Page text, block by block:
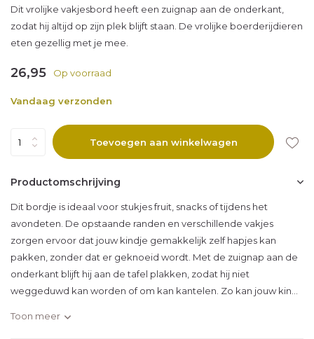
Dit vrolijke vakjesbord heeft een zuignap aan de onderkant,
zodat hij altijd op zijn plek blijft staan. De vrolijke boerderijdieren
eten gezellig met je mee.
26,95 Op voorraad
Vandaag verzonden
Toevoegen aan winkelwagen
Productomschrijving
Dit bordje is ideaal voor stukjes fruit, snacks of tijdens het
avondeten. De opstaande randen en verschillende vakjes
zorgen ervoor dat jouw kindje gemakkelijk zelf hapjes kan
pakken, zonder dat er geknoeid wordt. Met de zuignap aan de
onderkant blijft hij aan de tafel plakken, zodat hij niet
weggeduwd kan worden of om kan kantelen. Zo kan jouw kin...
Toon meer